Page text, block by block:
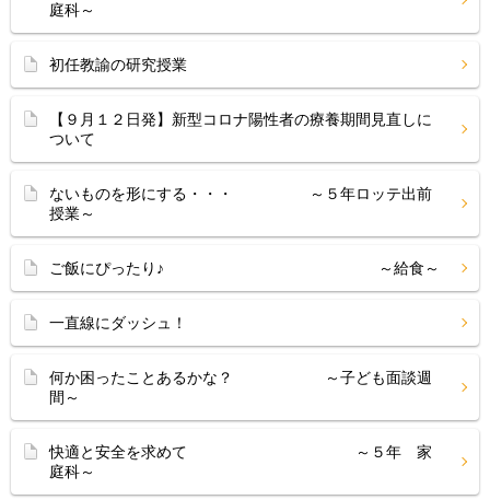
庭科～
初任教諭の研究授業
【９月１２日発】新型コロナ陽性者の療養期間見直しに
ついて
ないものを形にする・・・ ～５年ロッテ出前
授業～
ご飯にぴったり♪ ～給食～
一直線にダッシュ！
何か困ったことあるかな？ ～子ども面談週
間～
快適と安全を求めて ～５年 家
庭科～